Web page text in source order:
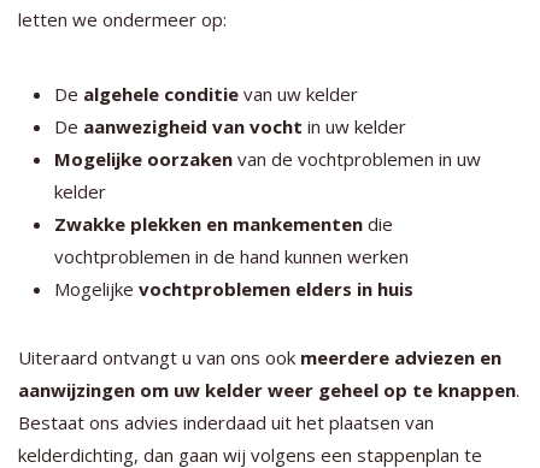
letten we ondermeer op:
De algehele conditie van uw kelder
De aanwezigheid van vocht in uw kelder
Mogelijke oorzaken van de vochtproblemen in uw
kelder
Zwakke plekken en mankementen die
vochtproblemen in de hand kunnen werken
Mogelijke vochtproblemen elders in huis
Uiteraard ontvangt u van ons ook meerdere adviezen en
aanwijzingen om uw kelder weer geheel op te knappen.
Bestaat ons advies inderdaad uit het plaatsen van
kelderdichting, dan gaan wij volgens een stappenplan te